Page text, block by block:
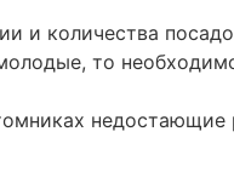
и количества
то
недостающие